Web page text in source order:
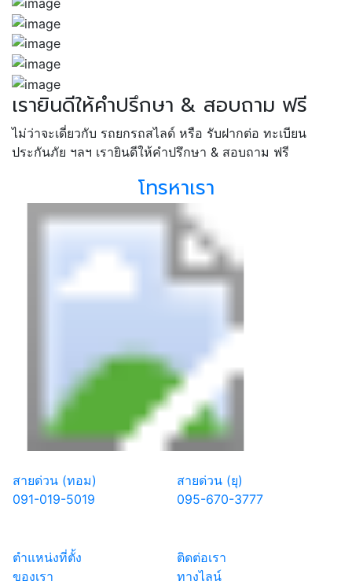
เรายินดีให้คำปรึกษา & สอบถาม ฟรี
ไม่ว่าจะเดี่ยวกับ รถยกรถสไลด์ หรือ รับฝากต่อ ทะเบียน
ประกันภัย ฯลฯ เรายินดีให้คำปรึกษา & สอบถาม ฟรี
โทรหาเรา
สายด่วน (ทอม)
091-019-5019
สายด่วน (ยุ)
095-670-3777
ตำแหน่งที่ตั้ง
ของเรา
ติดต่อเรา
ทางไลน์